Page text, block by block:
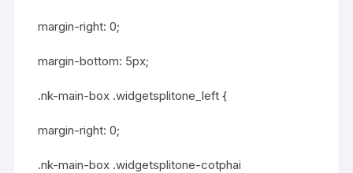
margin-right: 0;
margin-bottom: 5px;
.nk-main-box .widgetsplitone_left {
margin-right: 0;
.nk-main-box .widgetsplitone-cotphai